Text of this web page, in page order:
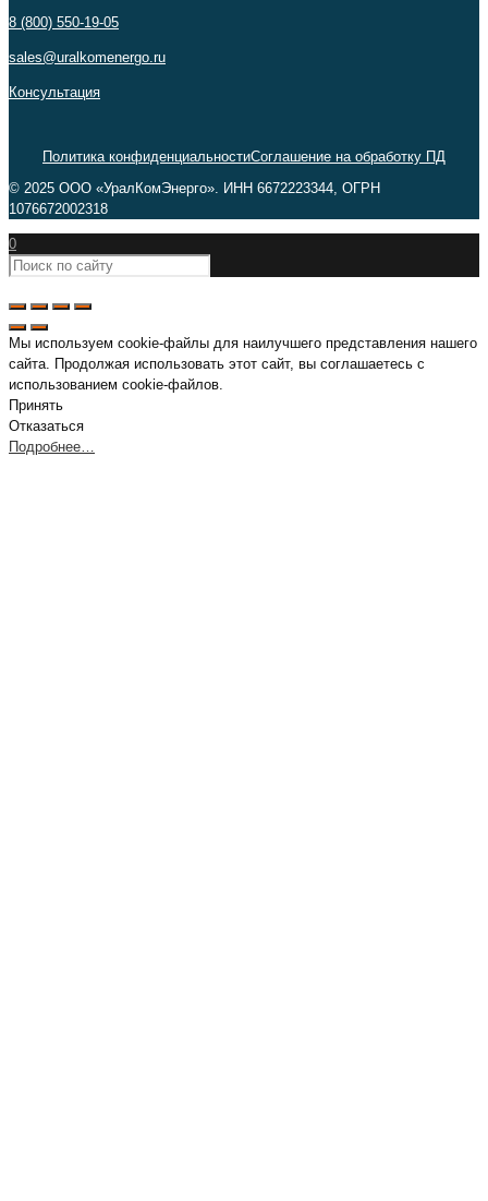
8 (800) 550-19-05
sales@uralkomenergo.ru
Консультация
Политика конфиденциальностиСоглашение на обработку ПД
© 2025 ООО «УралКомЭнерго». ИНН 6672223344, ОГРН
1076672002318
0
Мы используем cookie-файлы для наилучшего представления нашего
сайта. Продолжая использовать этот сайт, вы соглашаетесь с
использованием cookie-файлов.
Принять
Отказаться
Подробнее…